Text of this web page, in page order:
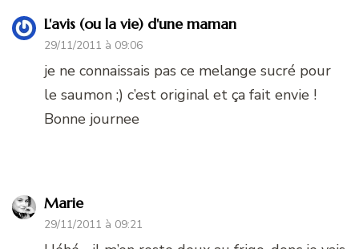
L'avis (ou la vie) d'une maman
29/11/2011 à 09:06
je ne connaissais pas ce melange sucré pour
le saumon ;) c’est original et ça fait envie !
Bonne journee
Marie
29/11/2011 à 09:21